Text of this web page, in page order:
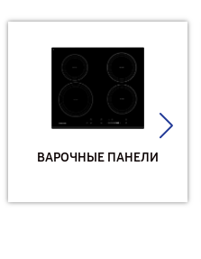
ВАРОЧНЫЕ ПАНЕЛИ